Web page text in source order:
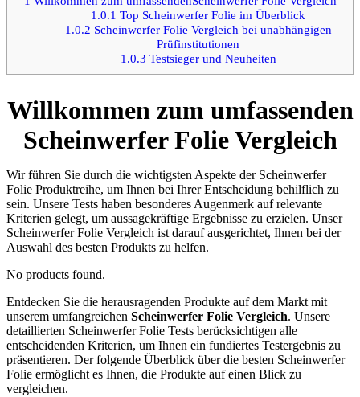
1.0.1 Top Scheinwerfer Folie im Überblick
1.0.2 Scheinwerfer Folie Vergleich bei unabhängigen
Prüfinstitutionen
1.0.3 Testsieger und Neuheiten
Willkommen zum umfassenden
Scheinwerfer Folie Vergleich
Wir führen Sie durch die wichtigsten Aspekte der Scheinwerfer
Folie Produktreihe, um Ihnen bei Ihrer Entscheidung behilflich zu
sein. Unsere Tests haben besonderes Augenmerk auf relevante
Kriterien gelegt, um aussagekräftige Ergebnisse zu erzielen. Unser
Scheinwerfer Folie Vergleich ist darauf ausgerichtet, Ihnen bei der
Auswahl des besten Produkts zu helfen.
No products found.
Entdecken Sie die herausragenden Produkte auf dem Markt mit
unserem umfangreichen Scheinwerfer Folie Vergleich. Unsere
detaillierten Scheinwerfer Folie Tests berücksichtigen alle
entscheidenden Kriterien, um Ihnen ein fundiertes Testergebnis zu
präsentieren. Der folgende Überblick über die besten Scheinwerfer
Folie ermöglicht es Ihnen, die Produkte auf einen Blick zu
vergleichen.